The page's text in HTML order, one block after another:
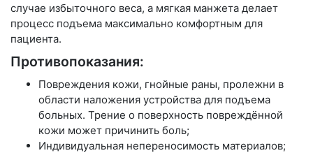
случае избыточного веса, а мягкая манжета делает
процесс подъема максимально комфортным для
пациента.
Противопоказания:
Повреждения кожи, гнойные раны, пролежни в
области наложения устройства для подъема
больных. Трение о поверхность повреждённой
кожи может причинить боль;
Индивидуальная непереносимость материалов;